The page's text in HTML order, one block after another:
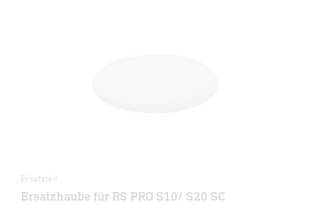
Ersatzteil
Ersatzhaube für RS PRO S10/ S20 SC